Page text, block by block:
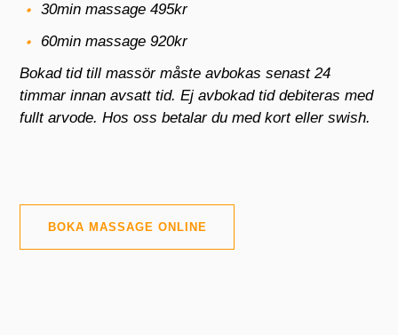
30min massage 495kr
60min massage 920kr
Bokad tid till massör måste avbokas senast 24
timmar innan avsatt tid. Ej avbokad tid debiteras med
fullt arvode. Hos oss betalar du med kort eller swish.
BOKA MASSAGE ONLINE